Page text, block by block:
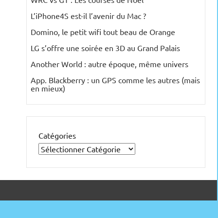
L’iPhone4S est-il l’avenir du Mac ?
Domino, le petit wifi tout beau de Orange
LG s’offre une soirée en 3D au Grand Palais
Another World : autre époque, même univers
App. Blackberry : un GPS comme les autres (mais
en mieux)
Catégories